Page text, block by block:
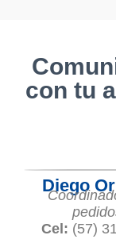
con tu
Diego
Cel: (57)